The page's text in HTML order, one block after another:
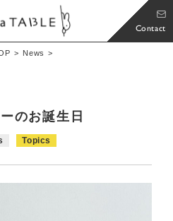
Contact
News
のお誕生日
Topics